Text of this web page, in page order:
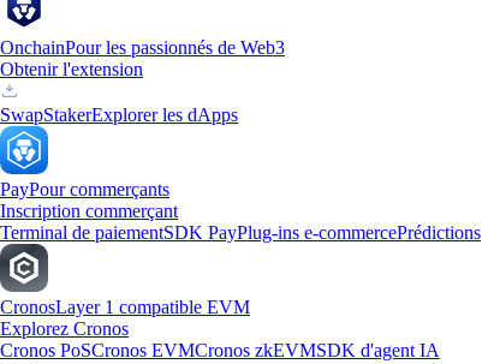
OnchainPour les passionnés de Web3
Obtenir l'extension
SwapStakerExplorer les dApps
PayPour commerçants
Inscription commerçant
Terminal de paiementSDK PayPlug-ins e-commercePrédictions
CronosLayer 1 compatible EVM
Explorez Cronos
Cronos PoSCronos EVMCronos zkEVMSDK d'agent IA